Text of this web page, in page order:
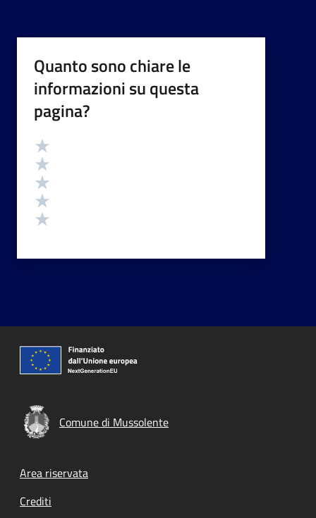
Quanto sono chiare le
informazioni su questa
pagina?
Valutazione
Comune di Mussolente
Footer menu
Area riservata
Crediti